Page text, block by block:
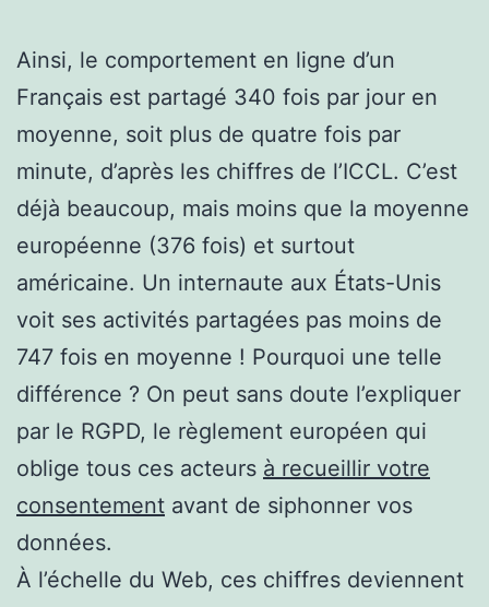
Ainsi, le comportement en ligne d’un
Français est partagé 340 fois par jour en
moyenne, soit plus de quatre fois par
minute, d’après les chiffres de l’ICCL. C’est
déjà beaucoup, mais moins que la moyenne
européenne (376 fois) et surtout
américaine. Un internaute aux États-Unis
voit ses activités partagées pas moins de
747 fois en moyenne ! Pourquoi une telle
différence ? On peut sans doute l’expliquer
par le RGPD, le règlement européen qui
oblige tous ces acteurs à recueillir votre
consentement avant de siphonner vos
données.
À l’échelle du Web, ces chiffres deviennent